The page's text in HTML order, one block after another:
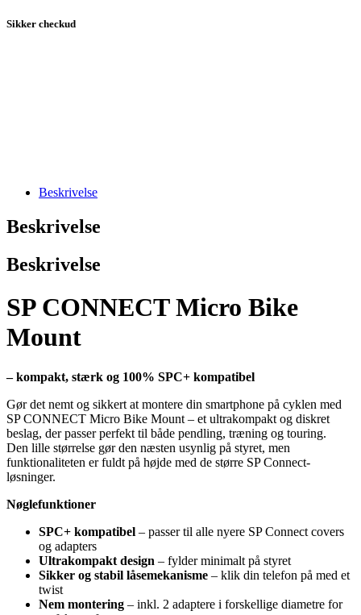
Sikker checkud
Beskrivelse
Beskrivelse
Beskrivelse
SP CONNECT Micro Bike
Mount
– kompakt, stærk og 100% SPC+ kompatibel
Gør det nemt og sikkert at montere din smartphone på cyklen med
SP CONNECT Micro Bike Mount – et ultrakompakt og diskret
beslag, der passer perfekt til både pendling, træning og touring.
Den lille størrelse gør den næsten usynlig på styret, men
funktionaliteten er fuldt på højde med de større SP Connect-
løsninger.
Nøglefunktioner
SPC+ kompatibel – passer til alle nyere SP Connect covers
og adapters
Ultrakompakt design – fylder minimalt på styret
Sikker og stabil låsemekanisme – klik din telefon på med et
twist
Nem montering – inkl. 2 adaptere i forskellige diametre for